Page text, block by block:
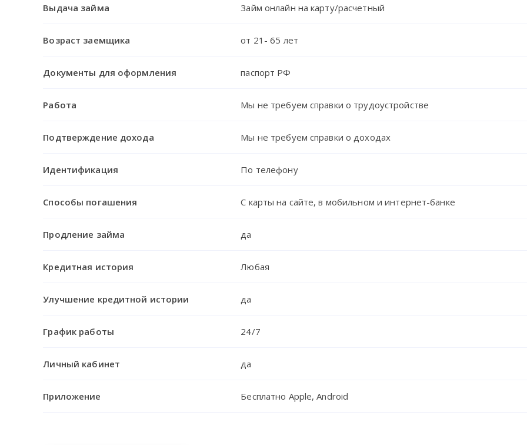
Выдача займа Займ онлайн на карту/расчетный
Возраст заемщика от 21- 65 лет
Документы для оформления паспорт РФ
Работа Мы не требуем справки о трудоустройстве
Подтверждение дохода Мы не требуем справки о доходах
Идентификация По телефону
Способы погашения С карты на сайте, в мобильном и интернет-банке
Продление займа да
Кредитная история Любая
Улучшение кредитной истории да
График работы 24/7
Личный кабинет да
Приложение Бесплатно Apple, Android